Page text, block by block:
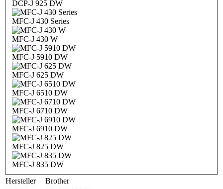
DCP-J 925 DW
MFC-J 430 Series
MFC-J 430 W
MFC-J 5910 DW
MFC-J 625 DW
MFC-J 6510 DW
MFC-J 6710 DW
MFC-J 6910 DW
MFC-J 825 DW
MFC-J 835 DW
Hersteller
Brother